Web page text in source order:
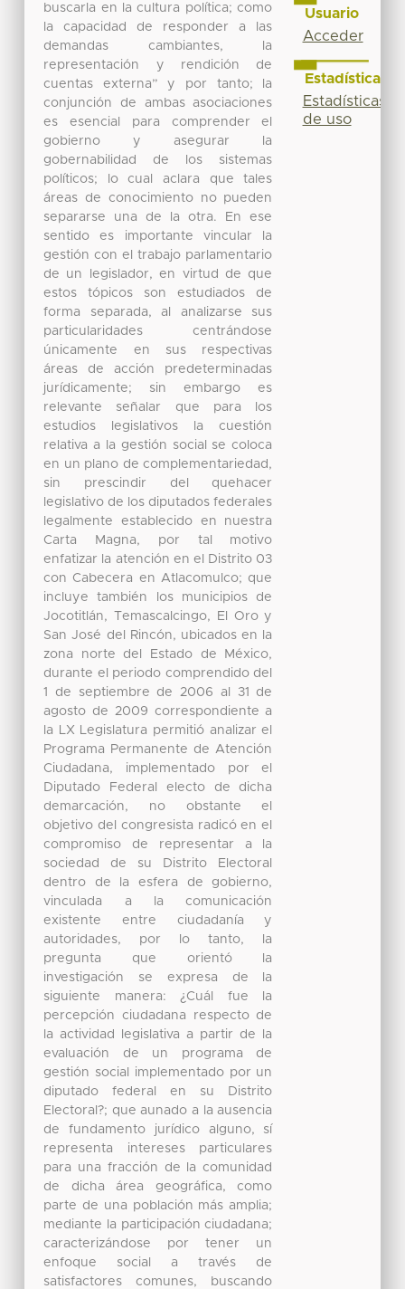
buscarla en la cultura política; como
la capacidad de responder a las
demandas cambiantes, la
representación y rendición de
cuentas externa” y por tanto; la
conjunción de ambas asociaciones
es esencial para comprender el
gobierno y asegurar la
gobernabilidad de los sistemas
políticos; lo cual aclara que tales
áreas de conocimiento no pueden
separarse una de la otra. En ese
sentido es importante vincular la
gestión con el trabajo parlamentario
de un legislador, en virtud de que
estos tópicos son estudiados de
forma separada, al analizarse sus
particularidades centrándose
únicamente en sus respectivas
áreas de acción predeterminadas
jurídicamente; sin embargo es
relevante señalar que para los
estudios legislativos la cuestión
relativa a la gestión social se coloca
en un plano de complementariedad,
sin prescindir del quehacer
legislativo de los diputados federales
legalmente establecido en nuestra
Carta Magna, por tal motivo
enfatizar la atención en el Distrito 03
con Cabecera en Atlacomulco; que
incluye también los municipios de
Jocotitlán, Temascalcingo, El Oro y
San José del Rincón, ubicados en la
zona norte del Estado de México,
durante el periodo comprendido del
1 de septiembre de 2006 al 31 de
agosto de 2009 correspondiente a
la LX Legislatura permitió analizar el
Programa Permanente de Atención
Ciudadana, implementado por el
Diputado Federal electo de dicha
demarcación, no obstante el
objetivo del congresista radicó en el
compromiso de representar a la
sociedad de su Distrito Electoral
dentro de la esfera de gobierno,
vinculada a la comunicación
existente entre ciudadanía y
autoridades, por lo tanto, la
pregunta que orientó la
investigación se expresa de la
siguiente manera: ¿Cuál fue la
percepción ciudadana respecto de
la actividad legislativa a partir de la
evaluación de un programa de
gestión social implementado por un
diputado federal en su Distrito
Electoral?; que aunado a la ausencia
de fundamento jurídico alguno, sí
representa intereses particulares
para una fracción de la comunidad
de dicha área geográfica, como
parte de una población más amplia;
mediante la participación ciudadana;
caracterizándose por tener un
enfoque social a través de
satisfactores comunes, buscando
Usuario
Acceder
Estadísticas
Estadísticas
de uso